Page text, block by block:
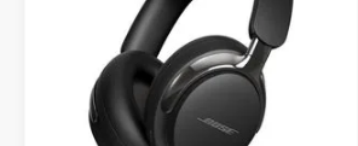
dvojica vstavaných
mikrofónov
zrozumiteľné telefonovanie
možnosť párovania s dvoma
MULTIPOINT)